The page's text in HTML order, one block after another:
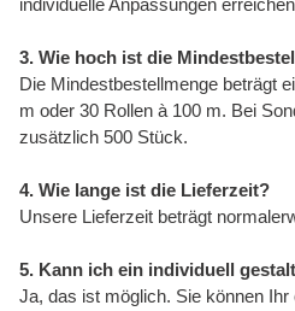
individuelle Anpassungen
3. Wie hoch ist die
Die Mindestbestellmenge beträgt
m oder 30 Rollen à 100 m. Bei
zusätzlich 500 Stück.
4. Wie lange ist die Lieferzeit?
Unsere Lieferzeit beträgt
5. Kann ich ein individuell
Ja, das ist möglich. Sie können Ihr